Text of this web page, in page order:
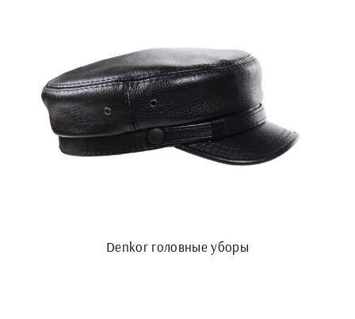
Denkor головные уборы